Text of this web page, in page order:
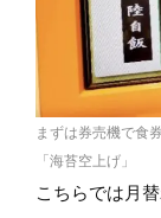
まずは券売機で食
「海苔空上げ」
こちらでは月